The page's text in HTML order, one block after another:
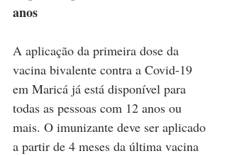
anos
A aplicação da primeira dose da
vacina bivalente contra a Covid-19
em Maricá já está disponível para
todas as pessoas com 12 anos ou
mais. O imunizante deve ser aplicado
a partir de 4 meses da última vacina